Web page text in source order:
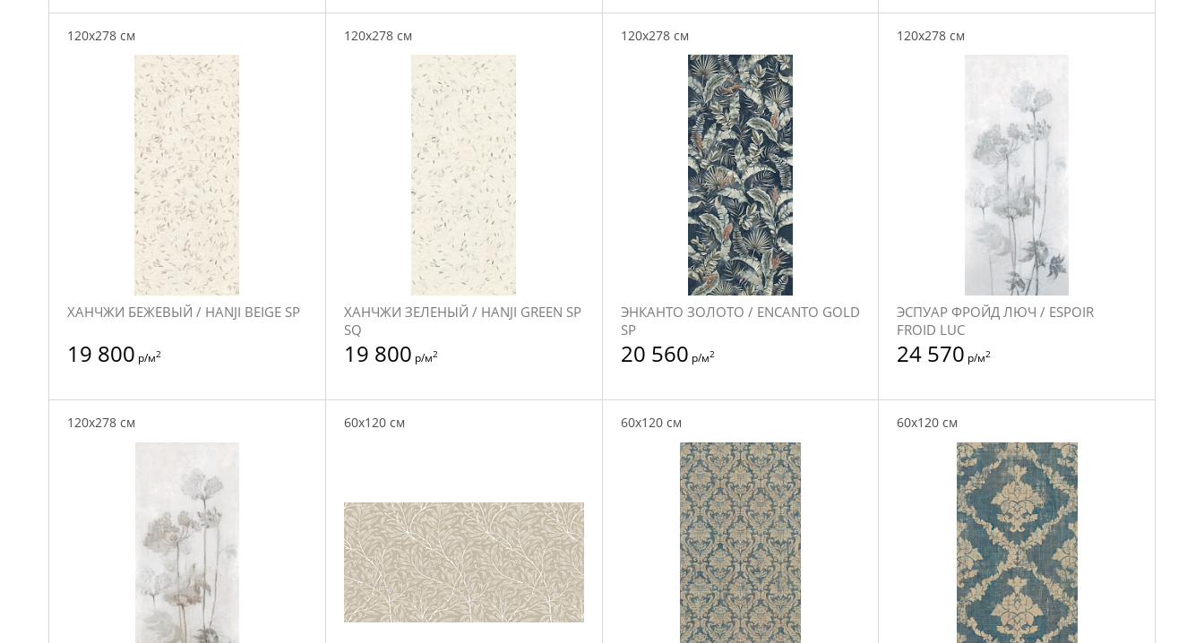
120x278 см
ХАНЧЖИ БЕЖЕВЫЙ / HANJI BEIGE SP
19 800 р/м2
120x278 см
ХАНЧЖИ ЗЕЛЕНЫЙ / HANJI GREEN SP
SQ
19 800 р/м2
120x278 см
ЭНКАНТО ЗОЛОТО / ENCANTO GOLD
SP
20 560 р/м2
120x278 см
ЭСПУАР ФРОЙД ЛЮЧ / ESPOIR
FROID LUC
24 570 р/м2
120x278 см 60x120 см 60x120 см 60x120 см